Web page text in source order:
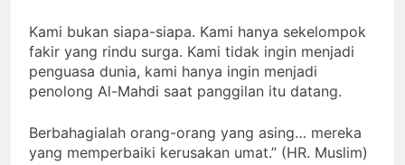
Kami bukan siapa-siapa. Kami hanya sekelompok
fakir yang rindu surga. Kami tidak ingin menjadi
penguasa dunia, kami hanya ingin menjadi
penolong Al-Mahdi saat panggilan itu datang.
Berbahagialah orang-orang yang asing… mereka
yang memperbaiki kerusakan umat.” (HR. Muslim)